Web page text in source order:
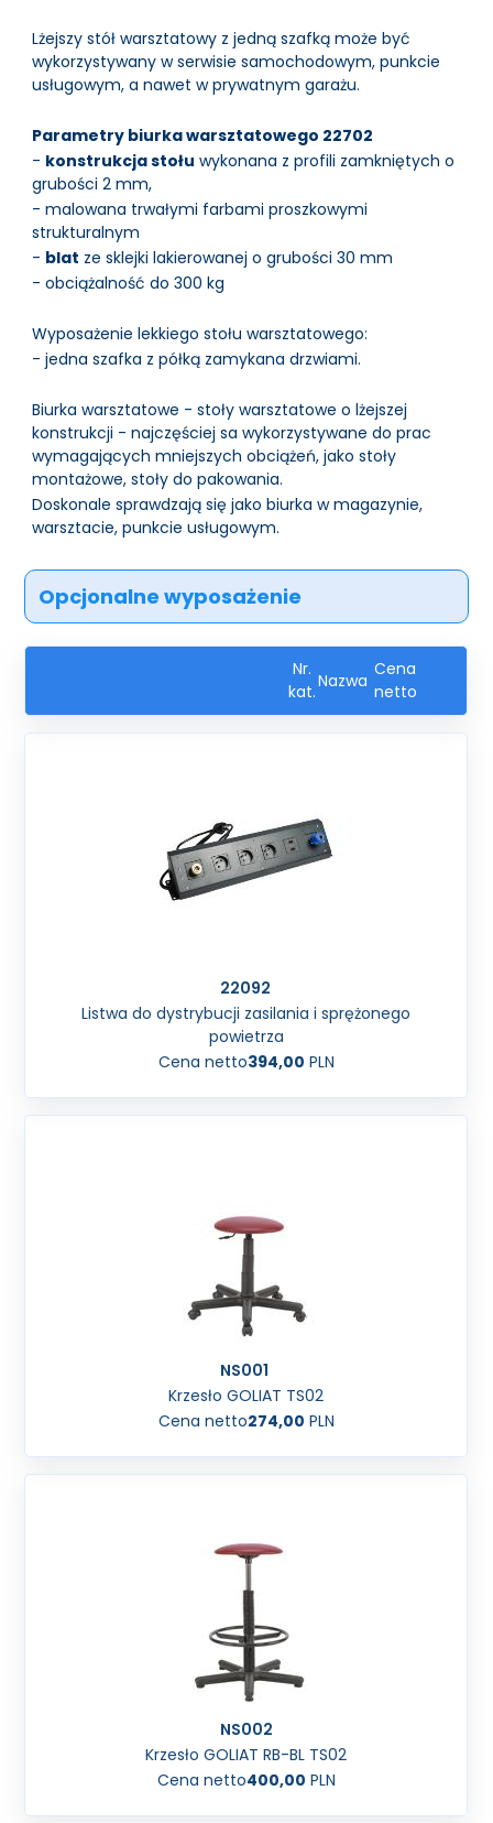
Lżejszy stół warsztatowy z jedną szafką może być
wykorzystywany w serwisie samochodowym, punkcie
usługowym, a nawet w prywatnym garażu.
Parametry biurka warsztatowego 22702
- konstrukcja stołu wykonana z profili zamkniętych o
grubości 2 mm,
- malowana trwałymi farbami proszkowymi
strukturalnym
- blat ze sklejki lakierowanej o grubości 30 mm
- obciążalność do 300 kg
Wyposażenie lekkiego stołu warsztatowego:
- jedna szafka z półką zamykana drzwiami.
Biurka warsztatowe - stoły warsztatowe o lżejszej
konstrukcji - najczęściej sa wykorzystywane do prac
wymagających mniejszych obciążeń, jako stoły
montażowe, stoły do pakowania.
Doskonale sprawdzają się jako biurka w magazynie,
warsztacie, punkcie usługowym.
Opcjonalne wyposażenie
Nr.
kat.
Nazwa
Cena
netto
22092
Listwa do dystrybucji zasilania i sprężonego
powietrza
Cena netto394,00 PLN
NS001
Krzesło GOLIAT TS02
Cena netto274,00 PLN
NS002
Krzesło GOLIAT RB-BL TS02
Cena netto400,00 PLN